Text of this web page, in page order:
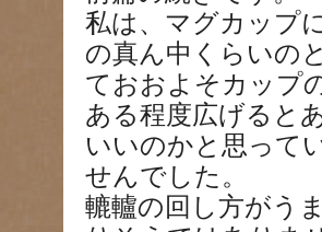
私は、マグカップ
の真ん中くらいの
ておおよそカップ
ある程度広げると
いいのかと思って
せんでした。
轆轤の回し方がう